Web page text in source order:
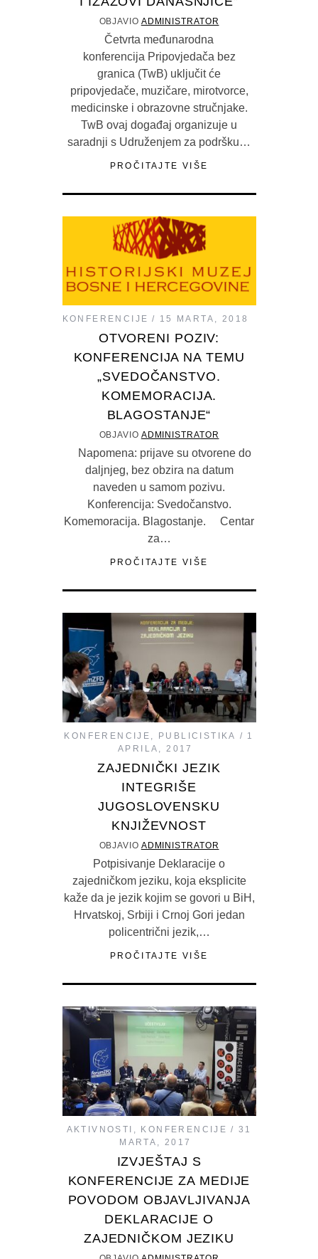
OBJAVIO ADMINISTRATOR
Četvrta međunarodna
konferencija Pripovjedača bez
granica (TwB) uključit će
pripovjedače, muzičare, mirotvorce,
medicinske i obrazovne stručnjake.
TwB ovaj događaj organizuje u
saradnji s Udruženjem za podršku…
PROČITAJTE VIŠE
KONFERENCIJE 15 MARTA, 2018
OTVORENI POZIV:
KONFERENCIJA NA TEMU
„SVEDOČANSTVO.
KOMEMORACIJA.
BLAGOSTANJE“
OBJAVIO ADMINISTRATOR
Napomena: prijave su otvorene do
daljnjeg, bez obzira na datum
naveden u samom pozivu.
Konferencija: Svedočanstvo.
Komemoracija. Blagostanje. Centar
za…
PROČITAJTE VIŠE
KONFERENCIJE PUBLICISTIKA
1
APRILA, 2017
ZAJEDNIČKI JEZIK
INTEGRIŠE
JUGOSLOVENSKU
KNJIŽEVNOST
OBJAVIO ADMINISTRATOR
Potpisivanje Deklaracije o
zajedničkom jeziku, koja eksplicite
kaže da je jezik kojim se govori u BiH,
Hrvatskoj, Srbiji i Crnoj Gori jedan
policentrični jezik,…
PROČITAJTE VIŠE
AKTIVNOSTI KONFERENCIJE
31
MARTA, 2017
IZVJEŠTAJ S
KONFERENCIJE ZA MEDIJE
POVODOM OBJAVLJIVANJA
DEKLARACIJE O
ZAJEDNIČKOM JEZIKU